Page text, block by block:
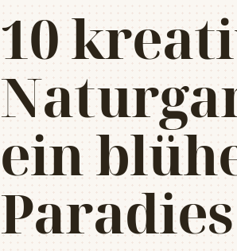
10
ein
Paradies